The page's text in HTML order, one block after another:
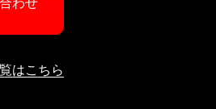
わせ
はこちら